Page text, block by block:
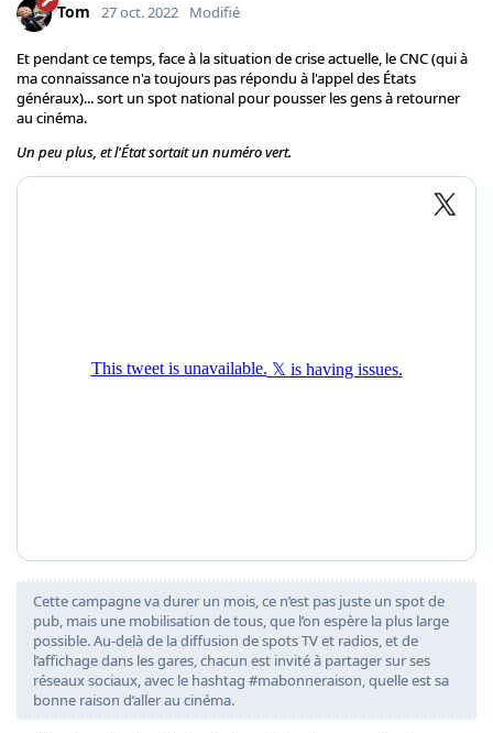
Tom 27 oct. 2022 Modifié
Et pendant ce temps, face à la situation de crise actuelle, le CNC (qui à
ma connaissance n'a toujours pas répondu à l'appel des États
généraux)... sort un spot national pour pousser les gens à retourner
au cinéma.
Un peu plus, et l'État sortait un numéro vert.
Cette campagne va durer un mois, ce n’est pas juste un spot de
pub, mais une mobilisation de tous, que l’on espère la plus large
possible. Au-delà de la diffusion de spots TV et radios, et de
l’affichage dans les gares, chacun est invité à partager sur ses
réseaux sociaux, avec le hashtag #mabonneraison, quelle est sa
bonne raison d’aller au cinéma.